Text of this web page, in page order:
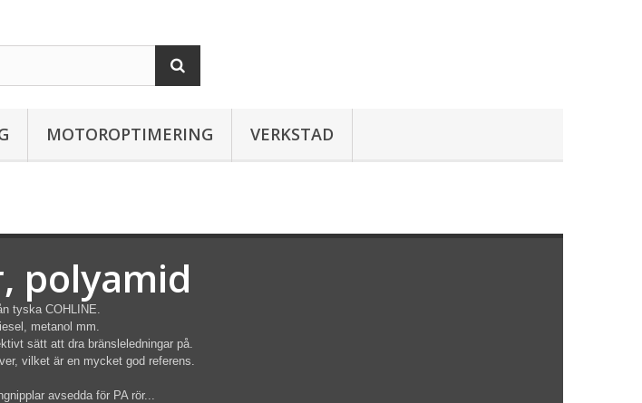
MOTOROPTIMERING VERKSTAD
polyamid
tyska COHLINE.
metanol mm.
sätt att dra bränsleledningar på.
vilket är en mycket god referens.
avsedda för PA rör...